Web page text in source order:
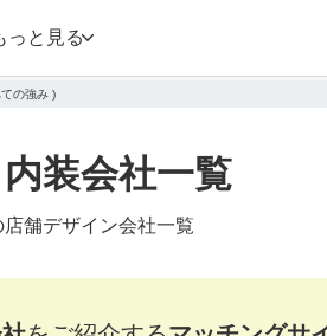
っと見る
の強み )
装会社一覧
舗デザイン会社一覧